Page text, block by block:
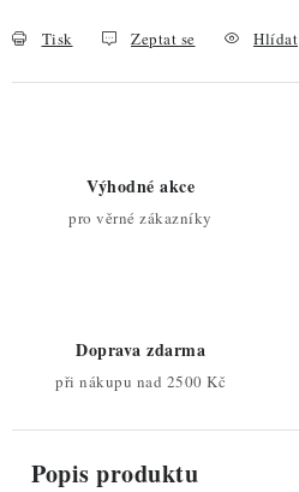
Tisk Zeptat se Hlídat
Výhodné akce
pro věrné zákazníky
Doprava zdarma
při nákupu nad 2500 Kč
Popis produktu